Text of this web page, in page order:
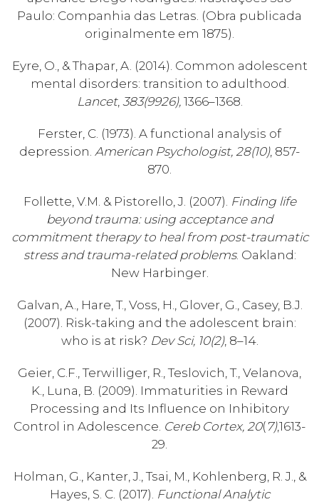
Paulo: Companhia das Letras. (Obra publicada
originalmente em 1875).
Eyre, O., & Thapar, A. (2014). Common adolescent
mental disorders: transition to adulthood.
Lancet, 383(9926),1366–1368.
Ferster, C. (1973). A functional analysis of
depression. American Psychologist, 28(10), 857-
870.
Follette, V.M. & Pistorello, J. (2007). Finding life
beyond trauma: using acceptance and
commitment therapy to heal from post-traumatic
stress and trauma-related problems. Oakland:
New Harbinger.
Galvan, A., Hare, T., Voss, H., Glover, G., Casey, B.J.
(2007). Risk-taking and the adolescent brain:
who is at risk? Dev Sci, 10(2), 8–14.
Geier, C.F., Terwilliger, R., Teslovich, T., Velanova,
K., Luna, B. (2009). Immaturities in Reward
Processing and Its Influence on Inhibitory
Control in Adolescence. Cereb Cortex, 20( 7),1613-
29.
Holman, G., Kanter, J., Tsai, M., Kohlenberg, R. J., &
Hayes, S. C. (2017). Functional Analytic